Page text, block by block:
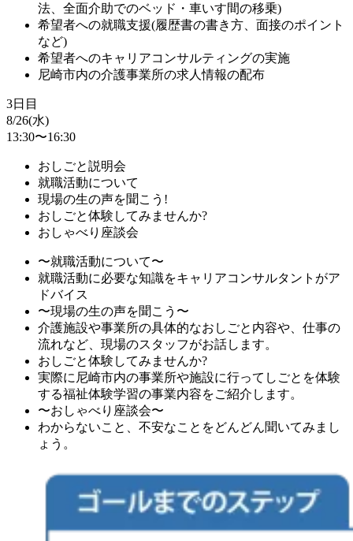
法、全面介助でのベッド・車いす間の移乗)
希望者への就職支援(履歴書の書き方、面接のポイント
など)
希望者へのキャリアコンサルティングの実施
尼崎市内の介護事業所の求人情報の配布
3日目
8/26(水)
13:30〜16:30
おしごと説明会
就職活動について
現場の生の声を聞こう!
おしごと体験してみませんか?
おしゃべり座談会
〜就職活動について〜
就職活動に必要な知識をキャリアコンサルタントがア
ドバイス
〜現場の生の声を聞こう〜
介護施設や事業所の具体的なおしごと内容や、仕事の
流れなど、現場のスタッフがお話します。
おしごと体験してみませんか?
実際に尼崎市内の事業所や施設に行ってしごとを体験
する福祉体験学習の事業内容をご紹介します。
〜おしゃべり座談会〜
わからないこと、不安なことをどんどん聞いてみまし
ょう。